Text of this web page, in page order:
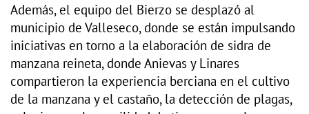
Además, el equipo del Bierzo se desplazó al
municipio de Valleseco, donde se están impulsando
iniciativas en torno a la elaboración de sidra de
manzana reineta, donde Anievas y Linares
compartieron la experiencia berciana en el cultivo
de la manzana y el castaño, la detección de plagas,